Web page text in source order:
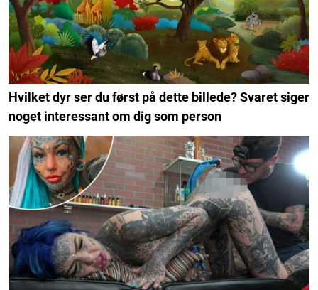
Hvilket dyr ser du først på dette billede? Svaret siger
noget interessant om dig som person